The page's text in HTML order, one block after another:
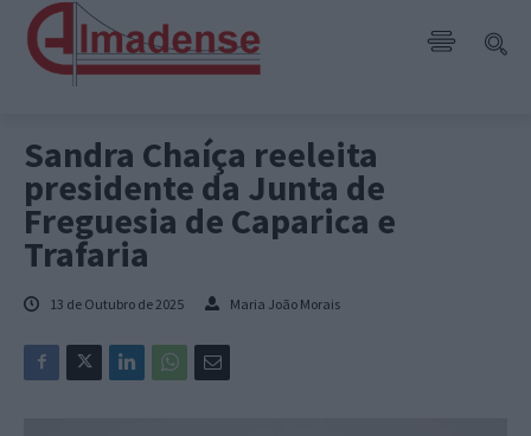
Sandra Chaíça reeleita
presidente da Junta de
Freguesia de Caparica e
Trafaria
13 de Outubro de 2025 Maria João Morais